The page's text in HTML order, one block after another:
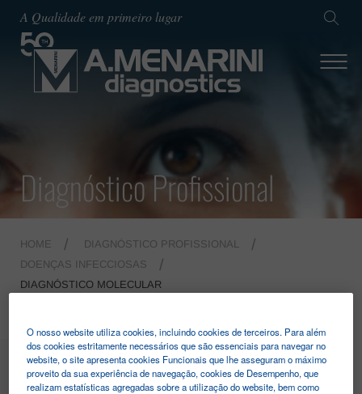
A Qualidade em primeiro lugar
Diagnóstico Profissional
HOME
DIAGNÓSTICO PROFISSIONAL
DOENÇAS INFECCIOSAS
DIAGNÓSTICO MOLECULAR
MENU
O nosso website utiliza cookies, incluindo cookies de terceiros. Para além
dos cookies estritamente necessários que são essenciais para navegar no
website, o site apresenta cookies Funcionais que lhe asseguram o máximo
proveito da sua experiência de navegação, cookies de Desempenho, que
realizam estatísticas agregadas sobre a utilização do website, bem como